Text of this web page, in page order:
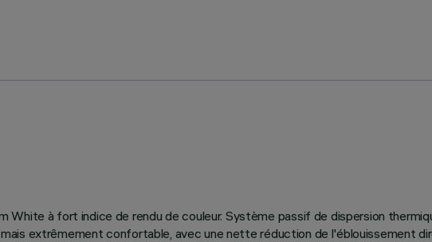
White à fort indice de rendu de couleur. Système passif de dispersion
mais extrêmement confortable, avec une nette réduction de l'éblouissement